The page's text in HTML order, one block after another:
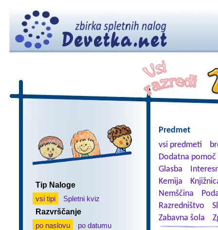
Tip Naloge
vsi tipi
Spletni kviz
Razvrščanje
po naslovu
po datumu
Predmet
vsi predmeti
Dodatna
Glasba
Kemija
Nemščina
Razredništvo
Zabavna šola